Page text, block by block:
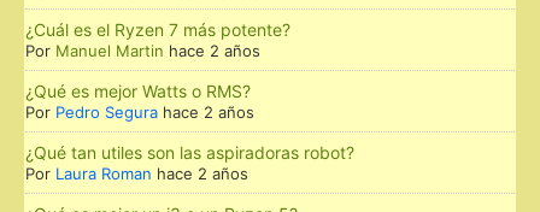
¿Cuál es el Ryzen 7 más potente?
Por Manuel Martin hace 2 años
¿Qué es mejor Watts o RMS?
Por Pedro Segura hace 2 años
¿Qué tan utiles son las aspiradoras robot?
Por Laura Roman hace 2 años